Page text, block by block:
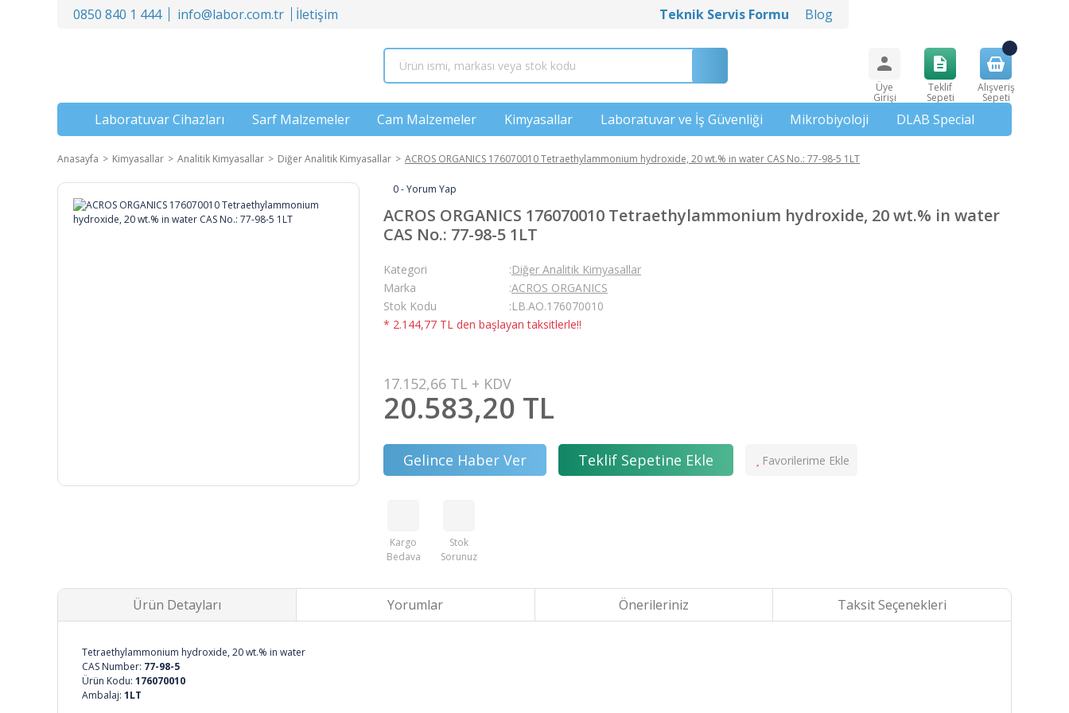
0850 840 1 444 info@labor.com.tr İletişim Teknik Servis Formu Blog
Üye
Girişi
Teklif
Sepeti
Alışveriş
Sepeti
Laboratuvar Cihazları Sarf Malzemeler Cam Malzemeler Kimyasallar Laboratuvar ve İş Güvenliği Mikrobiyoloji DLAB Special
Anasayfa Kimyasallar Analitik Kimyasallar Diğer Analitik Kimyasallar ACROS ORGANICS 176070010 Tetraethylammonium hydroxide, 20 wt.% in water CAS No.: 77-98-5 1LT
0 - Yorum Yap
ACROS ORGANICS 176070010 Tetraethylammonium hydroxide, 20 wt.% in water
CAS No.: 77-98-5 1LT
Kategori
Diğer Analitik Kimyasallar
Marka
ACROS ORGANICS
Stok Kodu
LB.AO.176070010
* 2.144,77 TL den başlayan taksitlerle!!
17.152,66 TL + KDV
20.583,20 TL
Gelince Haber Ver Teklif Sepetine Ekle
Kargo
Bedava
Stok
Sorunuz
Ürün Detayları Yorumlar Önerileriniz Taksit Seçenekleri
Tetraethylammonium hydroxide, 20 wt.% in water
CAS Number: 77-98-5
Ürün Kodu: 176070010
Ambalaj: 1LT